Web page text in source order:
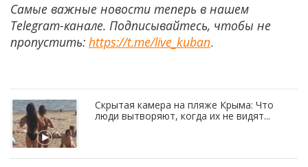
Самые важные новости теперь в нашем
Telegram-канале. Подписывайтесь, чтобы не
пропустить: https://t.me/live_kuban.
Скрытая камера на пляже Крыма: Что
люди вытворяют, когда их не видят...